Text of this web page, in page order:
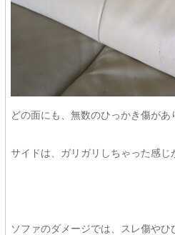
どの面にも、無数のひっかき傷があ
サイドは、ガリガリしちゃった感
ソファのダメージでは、スレ傷やひ